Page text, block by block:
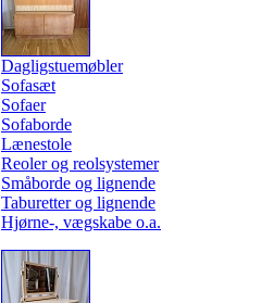
Dagligstuemøbler
Sofasæt
Sofaer
Sofaborde
Lænestole
Reoler og reolsystemer
Småborde og lignende
Taburetter og lignende
Hjørne-, vægskabe o.a.